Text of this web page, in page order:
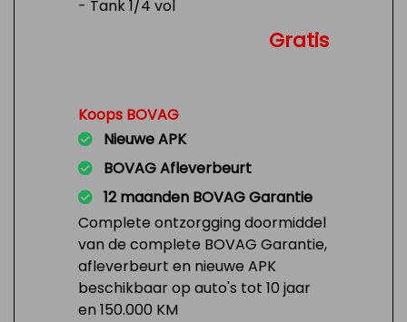
- Tank 1/4 vol
Gratis
Koops BOVAG
Nieuwe APK
BOVAG Afleverbeurt
12 maanden BOVAG Garantie
Complete ontzorgging doormiddel
van de complete BOVAG Garantie,
afleverbeurt en nieuwe APK
beschikbaar op auto's tot 10 jaar
en 150.000 KM